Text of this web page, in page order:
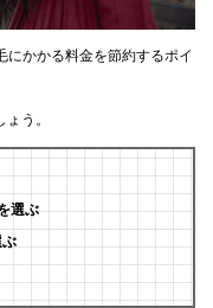
にかかる料金を節約するポイ
う。
選ぶ